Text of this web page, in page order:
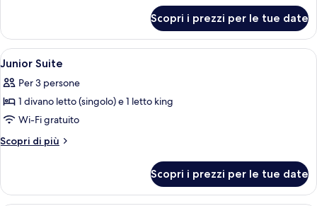
Family
Room
Scopri i prezzi per le tue date
Apri
tutte
le
foto
per
Junior
Una camera d'albergo moderna con
3
Junior Suite
Per 3 persone
1 divano letto (singolo) e 1 letto king
Wi-Fi gratuito
Scopri di più
Altri
Suite
Scopri i prezzi per le tue date